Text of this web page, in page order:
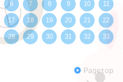
6 7 8 9 10 11
17 18 19 20 21 22
28 29 30 31 32 33